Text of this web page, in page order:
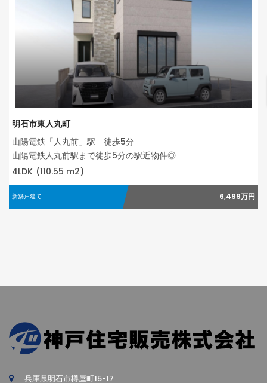
明石市東人丸町
山陽電鉄「人丸前」駅 徒歩5分
山陽電鉄人丸前駅まで徒歩5分の駅近物件◎
4LDK (110.55 m2)
新築戸建て 6,499万円
兵庫県明石市樽屋町15-17